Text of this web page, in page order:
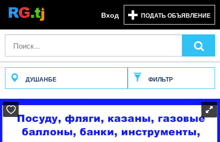
Вход ПОДАТЬ ОБЪЯВЛЕНИЕ
ДУШАНБЕ ФИЛЬТР